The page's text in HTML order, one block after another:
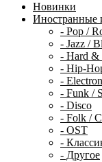
Новинки
Иностранные
- Pop /
- Jazz /
- Hard &
- Hip-
-
- Funk /
- Disco
- Folk /
- OST
-
- Другое